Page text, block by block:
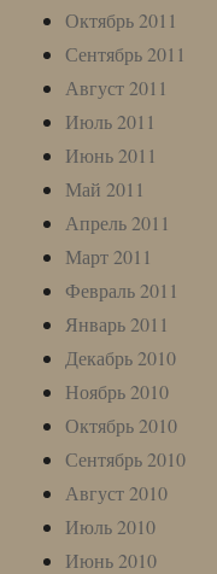
Октябрь 2011
Сентябрь 2011
Август 2011
Июль 2011
Июнь 2011
Май 2011
Апрель 2011
Март 2011
Февраль 2011
Январь 2011
Декабрь 2010
Ноябрь 2010
Октябрь 2010
Сентябрь 2010
Август 2010
Июль 2010
Июнь 2010